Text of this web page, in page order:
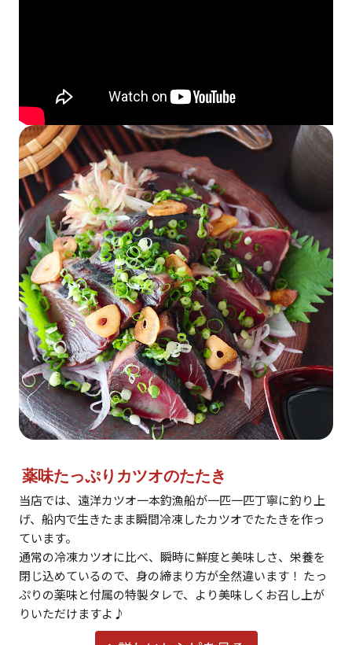
薬味たっぷりカツオのたたき
当店では、遠洋カツオ一本釣漁船が一匹一匹丁寧に釣り上
げ、船内で生きたまま瞬間冷凍したカツオでたたきを作っ
ています。
通常の冷凍カツオに比べ、瞬時に鮮度と美味しさ、栄養を
閉じ込めているので、身の締まり方が全然違います！ たっ
ぷりの薬味と付属の特製タレで、より美味しくお召し上が
りいただけますよ♪